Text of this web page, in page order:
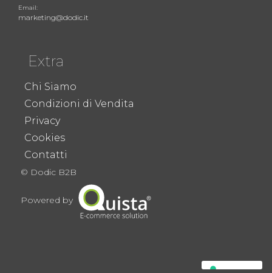
Email:
marketing@dodic.it
Extra
Chi Siamo
Condizioni di Vendita
Privacy
Cookies
Contatti
© Dodic B2B
Powered by